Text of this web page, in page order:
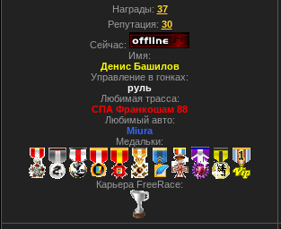
Награды: 37
Репутация: 30
Сейчас:
Имя:
Денис Башилов
Управление в гонках:
руль
Любимая трасса:
СПА Франкошам 88
Любимый авто:
Miura
Медальки:
Карьера FreeRace: